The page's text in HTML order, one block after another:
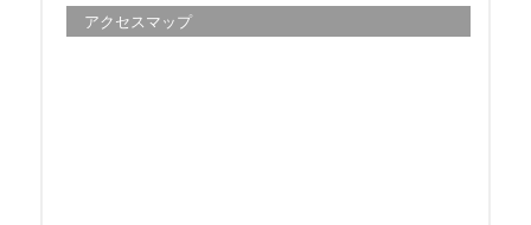
アクセスマップ